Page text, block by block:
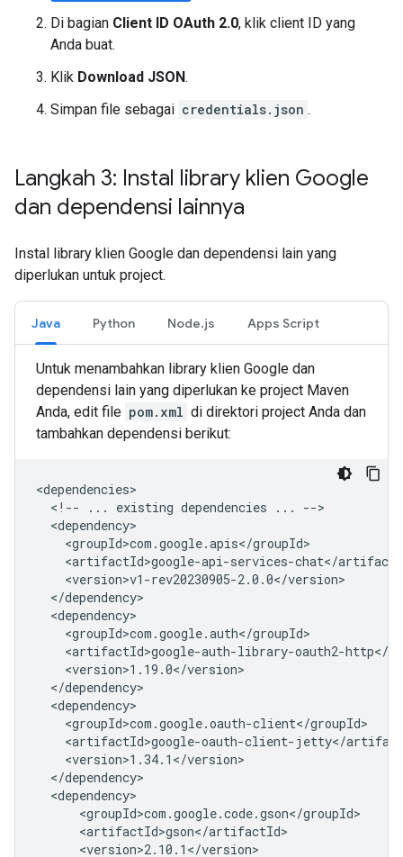
Di bagian Client ID OAuth 2.0, klik client ID yang
Anda buat.
Klik Download JSON.
Simpan file sebagai credentials.json .
Langkah 3: Instal library klien Google
dan dependensi lainnya
Instal library klien Google dan dependensi lain yang
diperlukan untuk project.
Java Python Node.js Apps Script
Untuk menambahkan library klien Google dan
dependensi lain yang diperlukan ke project Maven
Anda, edit file pom.xml di direktori project Anda dan
tambahkan dependensi berikut:
<!--
... existing dependencies ...